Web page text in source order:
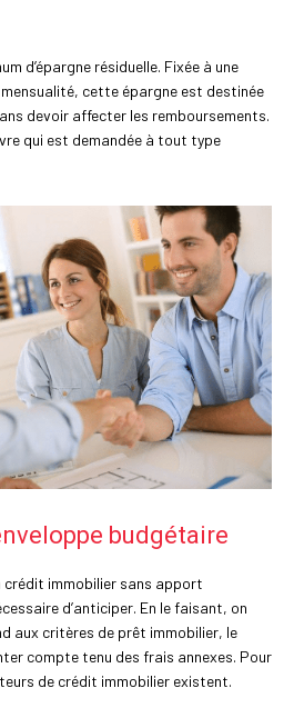
d’épargne résiduelle. Fixée à une
cette épargne est destinée
devoir affecter les remboursements.
qui est demandée à tout type
budgétaire
immobilier sans apport
d’anticiper. En le faisant, on
aux critères de prêt immobilier, le
compte tenu des frais annexes. Pour
de crédit immobilier existent.